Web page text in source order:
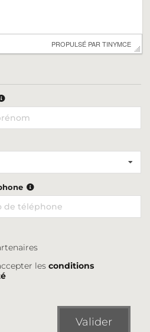
PROPULSÉ PAR TINYMCE
lesconditions
Valider